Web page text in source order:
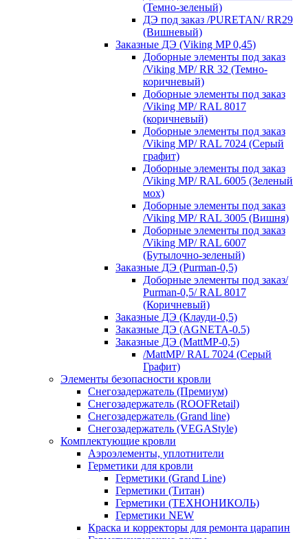
(Темно-зеленый)
ДЭ под заказ /PURETAN/ RR29
(Вишневый)
Заказные ДЭ (Viking MP 0,45)
Доборные элементы под заказ
/Viking MP/ RR 32 (Темно-
коричневый)
Доборные элементы под заказ
/Viking MP/ RAL 8017
(коричневый)
Доборные элементы под заказ
/Viking MP/ RAL 7024 (Серый
графит)
Доборные элементы под заказ
/Viking MP/ RAL 6005 (Зеленый
мох)
Доборные элементы под заказ
/Viking MP/ RAL 3005 (Вишня)
Доборные элементы под заказ
/Viking MP/ RAL 6007
(Бутылочно-зеленый)
Заказные ДЭ (Purman-0,5)
Доборные элементы под заказ/
Purman-0,5/ RAL 8017
(Коричневый)
Заказные ДЭ (Клауди-0,5)
Заказные ДЭ (AGNETA-0.5)
Заказные ДЭ (MattMP-0,5)
/MattMP/ RAL 7024 (Серый
Графит)
Элементы безопасности кровли
Снегозадержатель (Премиум)
Снегозадержатель (ROOFRetail)
Снегозадержатель (Grand line)
Снегозадержатель (VEGAStyle)
Комплектующие кровли
Аэроэлементы, уплотнители
Герметики для кровли
Герметики (Grand Line)
Герметики (Титан)
Герметики (ТЕХНОНИКОЛЬ)
Герметики NEW
Краска и корректоры для ремонта царапин